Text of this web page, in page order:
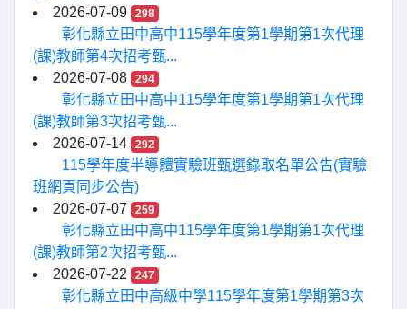
2026-07-09
298
彰化縣立田中高中115學年度第1學期第1次代理
(課)教師第4次招考甄...
2026-07-08
294
彰化縣立田中高中115學年度第1學期第1次代理
(課)教師第3次招考甄...
2026-07-14
292
115學年度半導體實驗班甄選錄取名單公告(實驗
班網頁同步公告)
2026-07-07
259
彰化縣立田中高中115學年度第1學期第1次代理
(課)教師第2次招考甄...
2026-07-22
247
彰化縣立田中高級中學115學年度第1學期第3次